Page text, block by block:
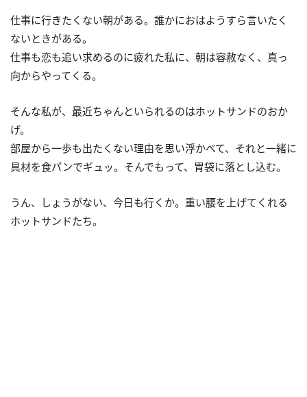
仕事に行きたくない朝がある。誰かにおはようすら言いたく
ないときがある。
仕事も恋も追い求めるのに疲れた私に、朝は容赦なく、真っ
向からやってくる。
そんな私が、最近ちゃんといられるのはホットサンドのおか
げ。
部屋から一歩も出たくない理由を思い浮かべて、それと一緒に
具材を食パンでギュッ。そんでもって、胃袋に落とし込む。
うん、しょうがない、今日も行くか。重い腰を上げてくれる
ホットサンドたち。